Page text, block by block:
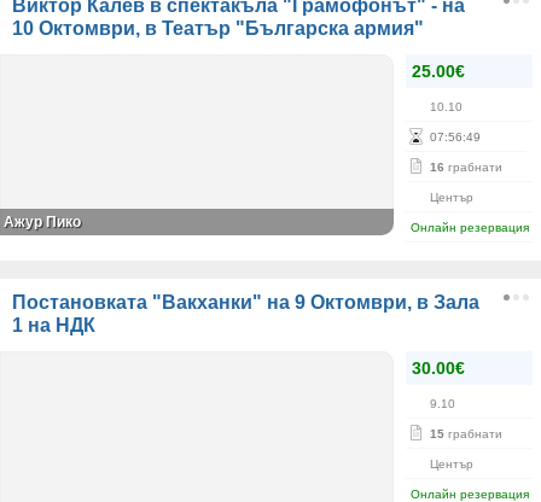
Виктор Калев в спектакъла "Грамофонът" - на
10 Октомври, в Театър "Българска армия"
25.00€
10.10
07:56:49
16 грабнати
Център
Онлайн резервация
Ажур Пико
Постановката "Вакханки" на 9 Октомври, в Зала
1 на НДК
30.00€
9.10
15 грабнати
Център
Онлайн резервация